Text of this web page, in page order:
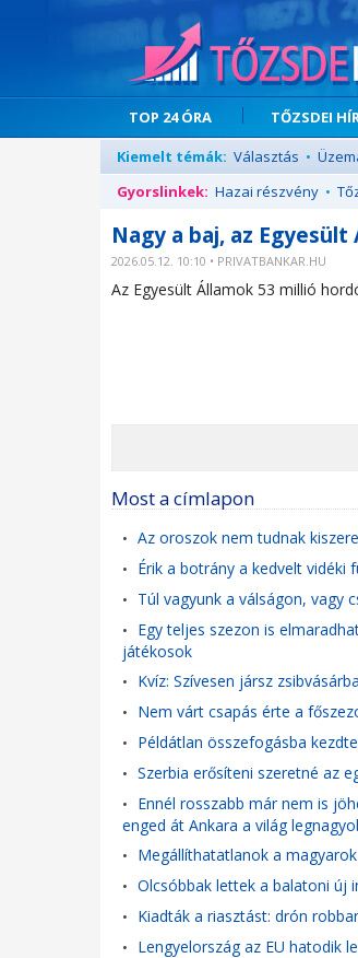
TOP 24 ÓRA TŐZSDEI
Kiemelt témák: Választás •
Gyorslinkek: Hazai részvény •
Nagy a baj, az
2026.05.12. 10:10 • PRIVATBANKAR.HU
Az Egyesült Államok 53 millió
Most a címlapon
• Az oroszok nem tudnak
• Érik a botrány a kedvelt vidéki
• Túl vagyunk a válságon, vagy
• Egy teljes szezon is
játékosok
• Kvíz: Szívesen jársz
• Nem várt csapás érte a
• Példátlan összefogásba
• Szerbia erősíteni szeretné az
• Ennél rosszabb már nem is
enged át Ankara a világ
• Megállíthatatlanok a
• Olcsóbbak lettek a balatoni új
• Kiadták a riasztást: drón
• Lengyelország az EU hatodik